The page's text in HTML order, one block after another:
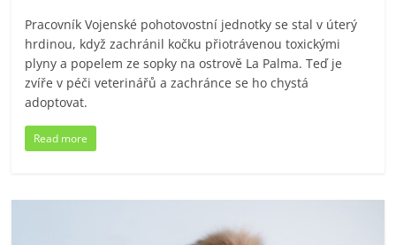
Pracovník Vojenské pohotovostní jednotky se stal v úterý
hrdinou, když zachránil kočku přiotrávenou toxickými
plyny a popelem ze sopky na ostrově La Palma. Teď je
zvíře v péči veterinářů a zachránce se ho chystá
adoptovat.
Read more